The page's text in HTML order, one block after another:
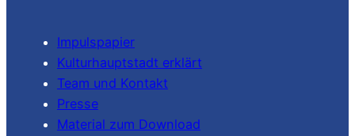
Impulspapier
Kulturhauptstadt erklärt
Team und Kontakt
Presse
Material zum Download